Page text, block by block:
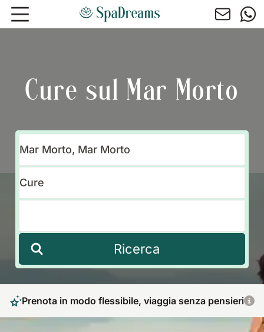
Andare al contenuto principale
Cure sul Mar Morto
Ricerca
Prenota in modo flessibile, viaggia senza pensieri